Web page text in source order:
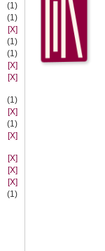
(1)
(1)
[X]
(1)
(1)
[X]
[X]
(1)
[X]
(1)
[X]
[X]
[X]
[X]
(1)